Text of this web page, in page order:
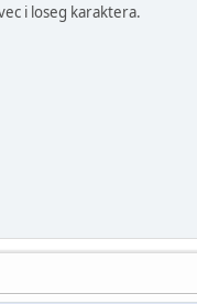
i loseg karaktera.